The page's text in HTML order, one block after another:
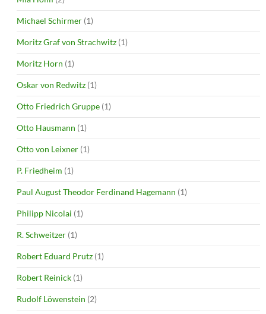
Michael Schirmer (1)
Moritz Graf von Strachwitz (1)
Moritz Horn (1)
Oskar von Redwitz (1)
Otto Friedrich Gruppe (1)
Otto Hausmann (1)
Otto von Leixner (1)
P. Friedheim (1)
Paul August Theodor Ferdinand Hagemann (1)
Philipp Nicolai (1)
R. Schweitzer (1)
Robert Eduard Prutz (1)
Robert Reinick (1)
Rudolf Löwenstein (2)